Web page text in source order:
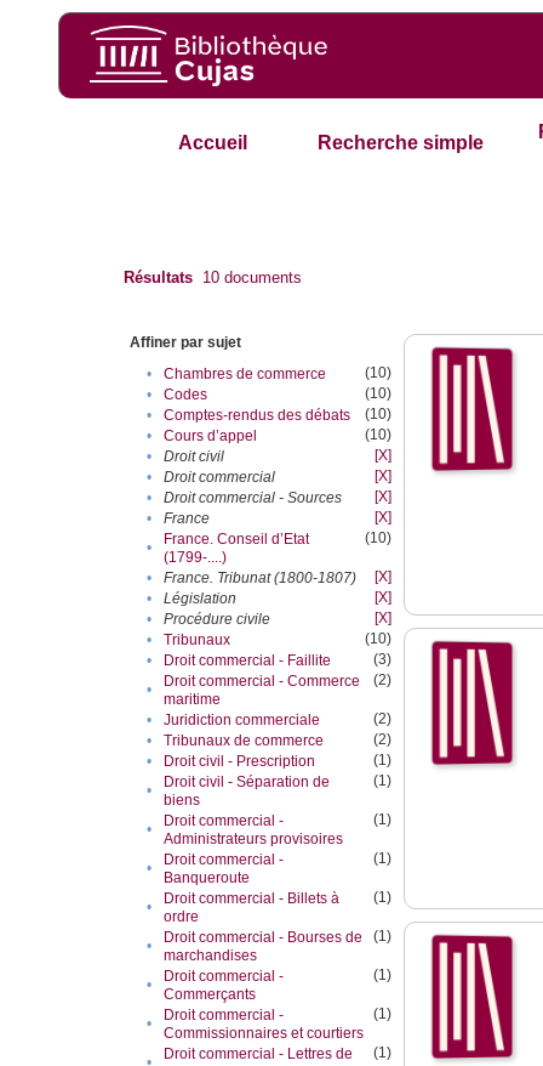
Accueil Recherche simple
Résultats 10 documents
Affiner par sujet
•
Chambres de commerce
(10)
•
Codes
(10)
•
Comptes-rendus des débats
(10)
•
Cours d’appel
(10)
•
Droit civil
[X]
•
Droit commercial
[X]
•
Droit commercial - Sources
[X]
•
France
[X]
•
France. Conseil d’Etat
(1799-....)
(10)
• France. Tribunat (1800-1807)
[X]
•
Législation
[X]
•
Procédure civile
[X]
•
Tribunaux
(10)
•
Droit commercial - Faillite
(3)
•
Droit commercial - Commerce
maritime
(2)
• Juridiction commerciale
(2)
•
Tribunaux de commerce
(2)
•
Droit civil - Prescription
(1)
•
Droit civil - Séparation de
biens
(1)
•
Droit commercial -
Administrateurs provisoires
(1)
•
Droit commercial -
Banqueroute
(1)
•
Droit commercial - Billets à
ordre
(1)
•
Droit commercial - Bourses de
marchandises
(1)
•
Droit commercial -
Commerçants
(1)
•
Droit commercial -
Commissionnaires et courtiers
(1)
Droit commercial - Lettres de
(1)